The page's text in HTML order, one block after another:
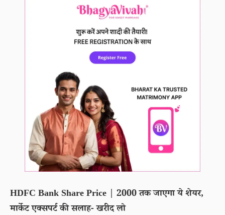
HDFC Bank Share Price | 2000 तक जाएगा ये शेयर,
मार्केट एक्सपर्ट की सलाह- खरीद लो